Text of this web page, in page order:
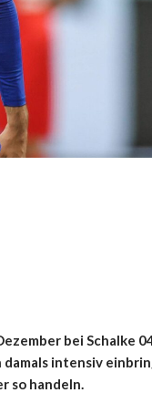
bei Schalke
damals intensiv
so handeln.